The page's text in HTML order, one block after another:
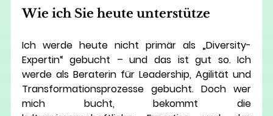
Wie ich Sie heute unterstütze
Ich werde heute nicht primär als „Diversity-
Expertin“ gebucht – und das ist gut so. Ich
werde als Beraterin für Leadership, Agilität und
Transformationsprozesse gebucht. Doch wer
mich bucht, bekommt die